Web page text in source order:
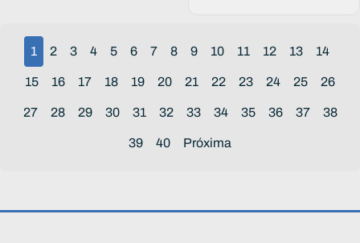
1 2 3 4 5 6 7 8 9 10 11 12 13 14
15 16 17 18 19 20 21 22 23 24 25 26
27 28 29 30 31 32 33 34 35 36 37 38
39 40 Próxima